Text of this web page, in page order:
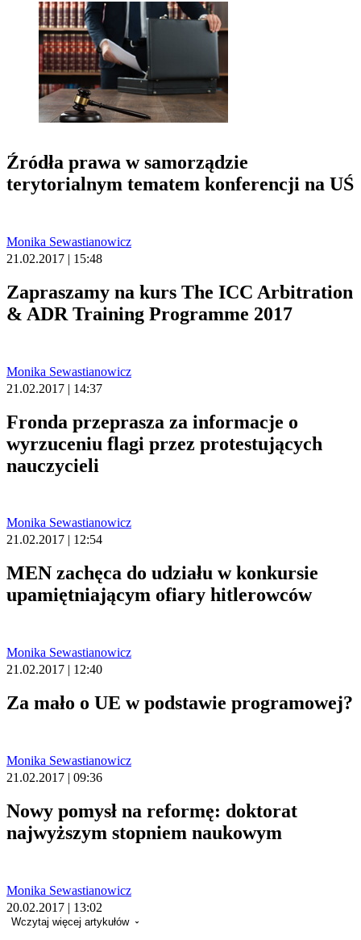
Źródła prawa w samorządzie
terytorialnym tematem konferencji na UŚ
Monika Sewastianowicz
21.02.2017 | 15:48
Zapraszamy na kurs The ICC Arbitration
& ADR Training Programme 2017
Monika Sewastianowicz
21.02.2017 | 14:37
Fronda przeprasza za informacje o
wyrzuceniu flagi przez protestujących
nauczycieli
Monika Sewastianowicz
21.02.2017 | 12:54
MEN zachęca do udziału w konkursie
upamiętniającym ofiary hitlerowców
Monika Sewastianowicz
21.02.2017 | 12:40
Za mało o UE w podstawie programowej?
Monika Sewastianowicz
21.02.2017 | 09:36
Nowy pomysł na reformę: doktorat
najwyższym stopniem naukowym
Monika Sewastianowicz
20.02.2017 | 13:02
Wczytaj więcej artykułów